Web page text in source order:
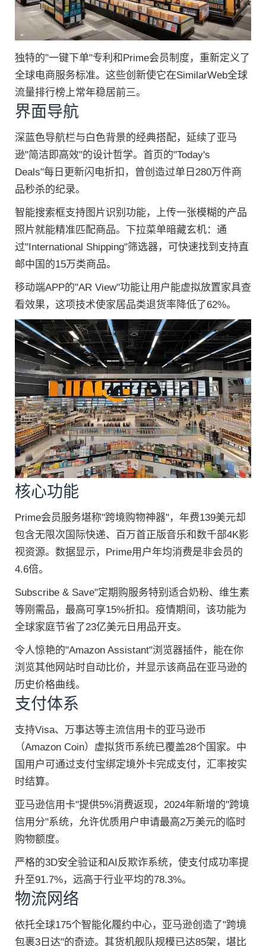
独特的"一键下单"专利和Prime会员制度，重新定义了
全球电商服务标准。这些创新使它在SimilarWeb全球
流量排行榜上常年稳居前三。
界面导航
深蓝色导航栏与白色背景的经典搭配，延续了亚马
逊"简洁即高效"的设计哲学。首页的"Today's
Deals"每日更新闪电折扣，曾创造过单日280万件商
品秒杀的纪录。
智能搜索框支持图片识别功能，上传一张模糊的产品
照片就能精准匹配商品。下拉菜单暗藏玄机：通
过"International Shipping"筛选器，可快速找到支持直
邮中国的15万类商品。
移动端APP的"AR View"功能让用户能虚拟放置家具查
看效果，这项技术使家居品类退货率降低了62%。
核心功能
Prime会员服务堪称"跨境购物神器"，年费139美元却
包含无限次国际快递、百万首正版音乐和数千部4K影
视资源。数据显示，Prime用户年均消费是非会员的
4.6倍。
Subscribe & Save"定期购服务特别适合奶粉、维生素
等刚需品，最高可享15%折扣。疫情期间，该功能为
全球家庭节省了23亿美元日用品开支。
令人惊艳的"Amazon Assistant"浏览器插件，能在你
浏览其他网站时自动比价，并显示该商品在亚马逊的
历史价格曲线。
支付体系
支持Visa、万事达等主流信用卡的亚马逊币
（Amazon Coin）虚拟货币系统已覆盖28个国家。中
国用户可通过支付宝绑定境外卡完成支付，汇率按实
时结算。
亚马逊信用卡"提供5%消费返现，2024年新增的"跨境
信用分"系统，允许优质用户申请最高2万美元的临时
购物额度。
严格的3D安全验证和AI反欺诈系统，使支付成功率提
升至91.7%，远高于行业平均的78.3%。
物流网络
依托全球175个智能化履约中心，亚马逊创造了"跨境
包裹3日达"的奇迹。其货机舰队规模已达85架，堪比